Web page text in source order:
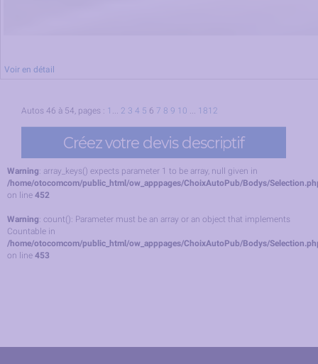
Voir en détail
Autos 46 à 54, pages : 1 ... 2 3 4 5 6 7 8 9 10 ... 1812
Warning: array_keys() expects parameter 1 to be array, null given in
/home/otocomcom/public_html/ow_apppages/ChoixAutoPub/Bodys/
on line 452
Warning: count(): Parameter must be an array or an object that implements
Countable in
/home/otocomcom/public_html/ow_apppages/ChoixAutoPub/Bodys/
on line 453